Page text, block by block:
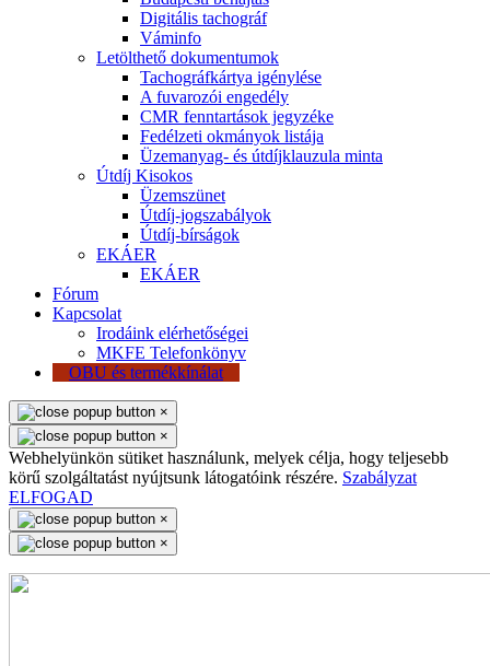
Digitális tachográf
Váminfo
Letölthető dokumentumok
Tachográfkártya igénylése
A fuvarozói engedély
CMR fenntartások jegyzéke
Fedélzeti okmányok listája
Üzemanyag- és útdíjklauzula minta
Útdíj Kisokos
Üzemszünet
Útdíj-jogszabályok
Útdíj-bírságok
EKÁER
EKÁER
Fórum
Kapcsolat
Irodáink elérhetőségei
MKFE Telefonkönyv
OBU és termékkínálat
×
×
Webhelyünkön sütiket használunk, melyek célja, hogy teljesebb
körű szolgáltatást nyújtsunk látogatóink részére. Szabályzat
ELFOGAD
×
×